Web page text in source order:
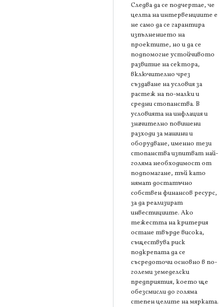
Следва да се подчертае, че
целта на интервенциите е
не само да се гарантира
изпълнението на
проектите, но и да се
подпомогне устойчивото
развитие на сектора,
включително чрез
създаване на условия за
растеж на по-малки и
средни стопанства. В
условията на инфлация и
значително повишени
разходи за машини и
оборудване, именно тези
стопанства изпитват най-
голяма необходимост от
подпомагане, тъй като
нямат достатъчно
собствен финансов ресурс,
за да реализират
инвестициите. Ако
тежестта на критерия
остане твърде висока,
съществува риск
подкрепата да се
съсредоточи основно в по-
големи земеделски
предприятия, което ще
обезсмисли до голяма
степен целите на мярката.